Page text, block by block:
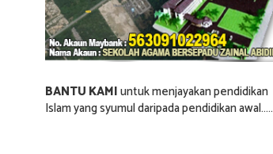
BANTU KAMIuntuk menjayakan pendidikan
Islam yang syumul daripada pendidikan awal.....